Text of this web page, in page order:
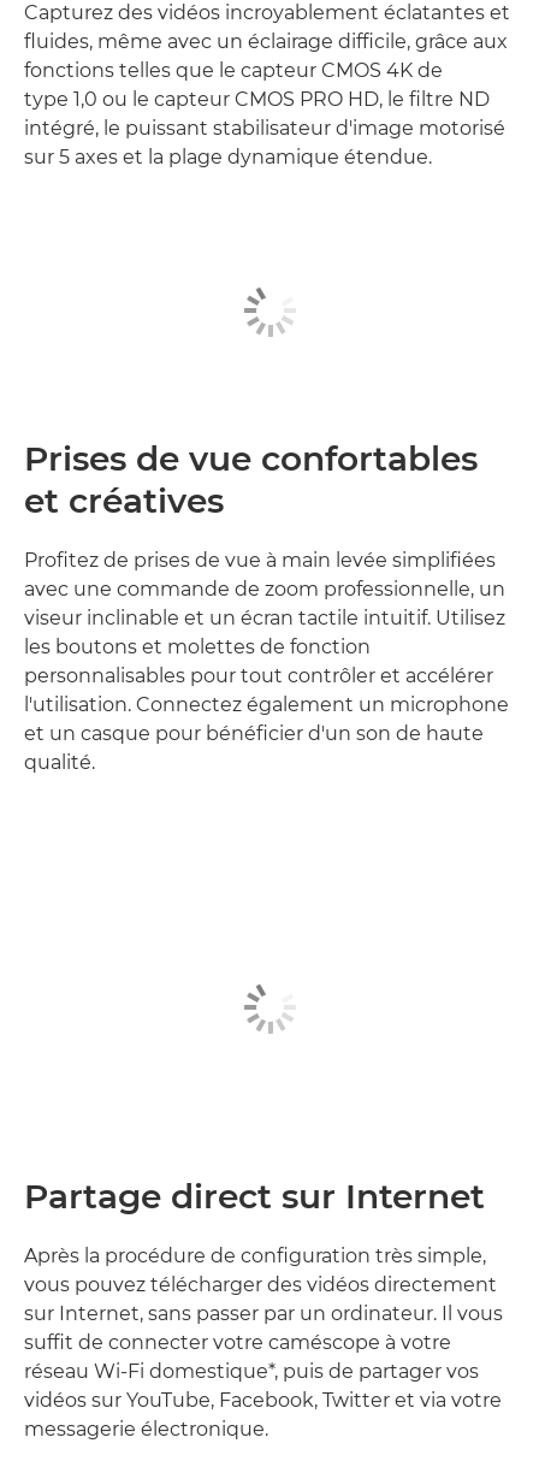
Capturez des vidéos incroyablement éclatantes et
fluides, même avec un éclairage difficile, grâce aux
fonctions telles que le capteur CMOS 4K de
type 1,0 ou le capteur CMOS PRO HD, le filtre ND
intégré, le puissant stabilisateur d'image motorisé
sur 5 axes et la plage dynamique étendue.
Prises de vue confortables
et créatives
Profitez de prises de vue à main levée simplifiées
avec une commande de zoom professionnelle, un
viseur inclinable et un écran tactile intuitif. Utilisez
les boutons et molettes de fonction
personnalisables pour tout contrôler et accélérer
l'utilisation. Connectez également un microphone
et un casque pour bénéficier d'un son de haute
qualité.
Partage direct sur Internet
Après la procédure de configuration très simple,
vous pouvez télécharger des vidéos directement
sur Internet, sans passer par un ordinateur. Il vous
suffit de connecter votre caméscope à votre
réseau Wi-Fi domestique*, puis de partager vos
vidéos sur YouTube, Facebook, Twitter et via votre
messagerie électronique.